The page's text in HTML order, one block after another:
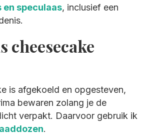
en speculaas, inclusief een
cheesecake
is afgekoeld en opgesteven,
bewaren zolang je de
verpakt. Daarvoor gebruik ik
.